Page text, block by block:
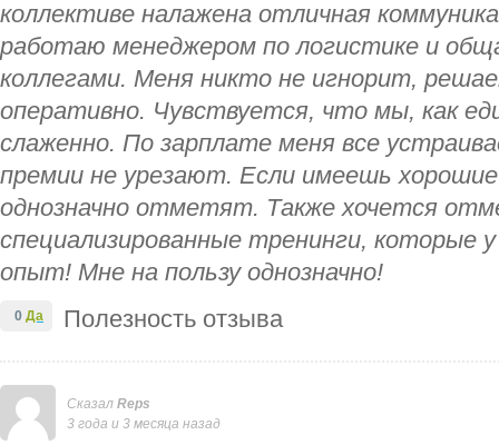
коллективе налажена отличная
работаю менеджером по логистике и
коллегами. Меня никто не игнорит,
оперативно. Чувствуется, что мы, как
слаженно. По зарплате меня все
премии не урезают. Если имеешь
однозначно отметят. Также хочется
специализированные тренинги, которые
опыт! Мне на пользу однозначно!
Полезность отзыва
0 Да
Сказал Reps
3 года и 3 месяца назад